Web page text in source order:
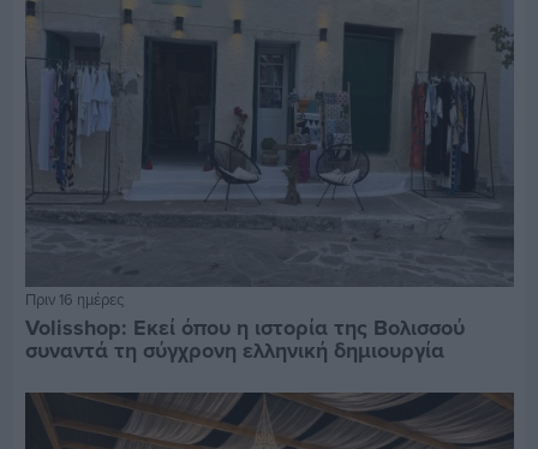
Πριν 16 ημέρες
Volisshop: Εκεί όπου η ιστορία της Βολισσού
συναντά τη σύγχρονη ελληνική δημιουργία